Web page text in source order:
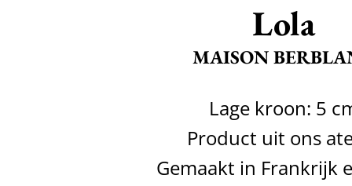
Lola
MAISON
Lage kroon: 5
Product uit ons
Gemaakt in Frankrijk